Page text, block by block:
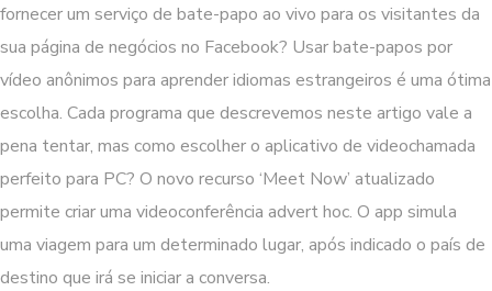
fornecer um serviço de bate-papo ao vivo para os visitantes da
sua página de negócios no Facebook? Usar bate-papos por
vídeo anônimos para aprender idiomas estrangeiros é uma ótima
escolha. Cada programa que descrevemos neste artigo vale a
pena tentar, mas como escolher o aplicativo de videochamada
perfeito para PC? O novo recurso ‘Meet Now’ atualizado
permite criar uma videoconferência advert hoc. O app simula
uma viagem para um determinado lugar, após indicado o país de
destino que irá se iniciar a conversa.